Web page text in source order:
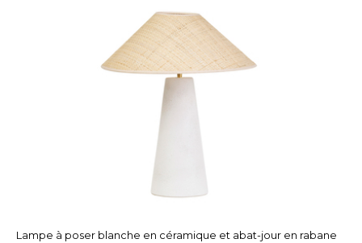
Lampe à poser blanche en céramique et abat-jour en rabane